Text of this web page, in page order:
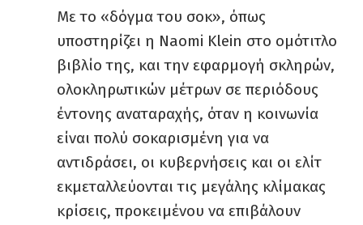
Με το «δόγμα του σοκ», όπως
υποστηρίζει η Νaomi Klein στο ομότιτλο
βιβλίο της, και την εφαρμογή σκληρών,
ολοκληρωτικών μέτρων σε περιόδους
έντονης αναταραχής, όταν η κοινωνία
είναι πολύ σοκαρισμένη για να
αντιδράσει, οι κυβερνήσεις και οι ελίτ
εκμεταλλεύονται τις μεγάλης κλίμακας
κρίσεις, προκειμένου να επιβάλουν